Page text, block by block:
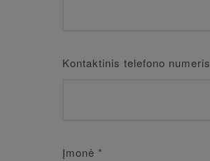
Kontaktinis telefono numeris
Įmonė *